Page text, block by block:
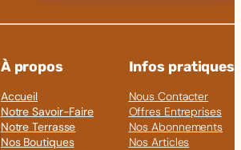
À propos
Accueil
Notre Savoir-Faire
Notre Terrasse
Nos Boutiques
Infos pratiques
Nous Contacter
Offres Entreprises
Nos Abonnements
Nos Articles